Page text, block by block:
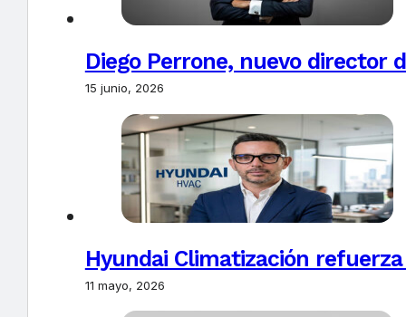
Diego Perrone, nuevo director
15 junio, 2026
Hyundai Climatización
11 mayo, 2026